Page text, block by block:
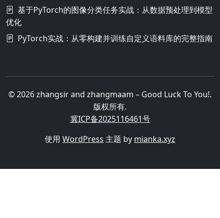
基于PyTorch的图像分类任务实战：从数据预处理到模型
优化
PyTorch实战：从零构建并训练自定义语料库的完整指南
© 2026 zhangsir and zhangmaam – Good Luck To You!.
版权所有.
冀ICP备2025116461号
使用 WordPress 主题 by mianka.xyz